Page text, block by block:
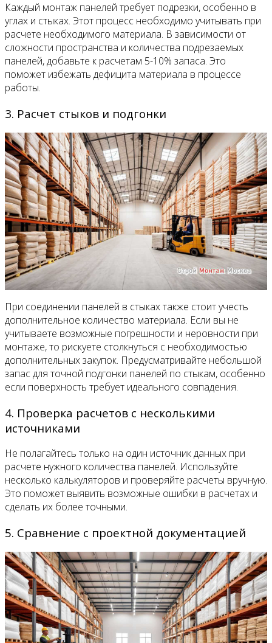
Каждый монтаж панелей требует подрезки, особенно в
углах и стыках. Этот процесс необходимо учитывать при
расчете необходимого материала. В зависимости от
сложности пространства и количества подрезаемых
панелей, добавьте к расчетам 5-10% запаса. Это
поможет избежать дефицита материала в процессе
работы.
3. Расчет стыков и подгонки
При соединении панелей в стыках также стоит учесть
дополнительное количество материала. Если вы не
учитываете возможные погрешности и неровности при
монтаже, то рискуете столкнуться с необходимостью
дополнительных закупок. Предусматривайте небольшой
запас для точной подгонки панелей по стыкам, особенно
если поверхность требует идеального совпадения.
4. Проверка расчетов с несколькими
источниками
Не полагайтесь только на один источник данных при
расчете нужного количества панелей. Используйте
несколько калькуляторов и проверяйте расчеты вручную.
Это поможет выявить возможные ошибки в расчетах и
сделать их более точными.
5. Сравнение с проектной документацией